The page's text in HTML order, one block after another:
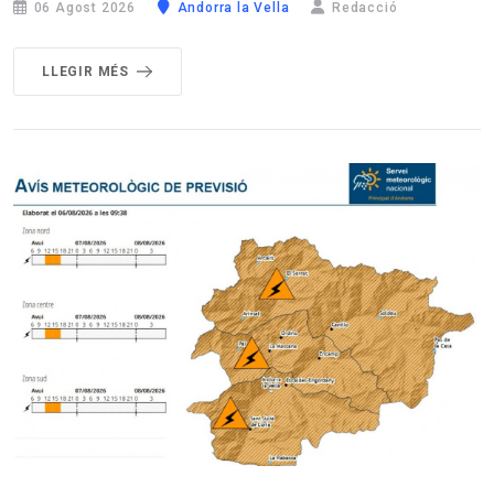
06 Agost 2026 Andorra la Vella Redacció
LLEGIR MÉS